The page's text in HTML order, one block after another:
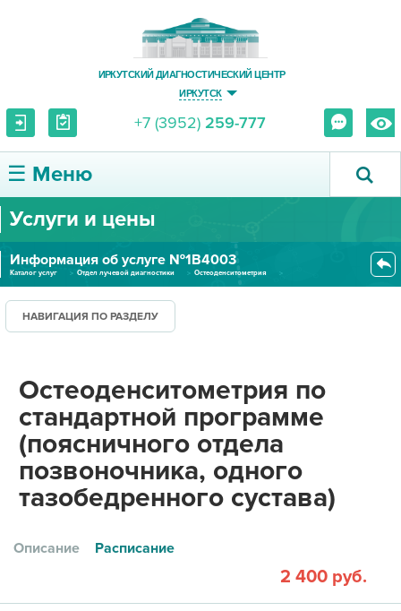
ИРКУТСКИЙ ДИАГНОСТИЧЕСКИЙ ЦЕНТР
ИРКУТСК
+7 (3952) 259-777
☰ Меню
О ЦЕНТРЕ
УСЛУГИ И ЦЕНЫ
ПАЦИЕНТУ
ПРАВОВАЯ ИНФОРМАЦИЯ
Услуги и цены
Информация об услуге №1В4003
Каталог услуг Отдел лучевой диагностики
Остеоденситометрия
НАВИГАЦИЯ ПО РАЗДЕЛУ
Остеоденситометрия по
стандартной программе
(поясничного отдела
позвоночника, одного
тазобедренного сустава)
Описание Расписание
2 400 руб.